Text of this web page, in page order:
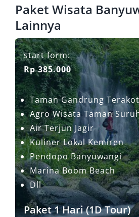
Paket Wisata
Lainnya
start form:
Rp 385.000
Taman Gandrung
Agro Wisata Taman
Air Terjun Jagir
Kuliner Lokal Kemiren
Pendopo Banyuwangi
Marina Boom Beach
Dll
Paket 1 Hari (1D Tour)